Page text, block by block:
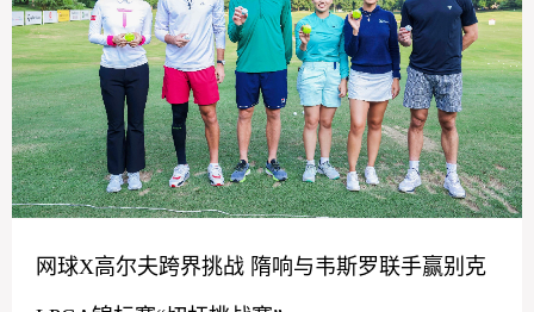
网球X高尔夫跨界挑战 隋响与韦斯罗联手赢别克